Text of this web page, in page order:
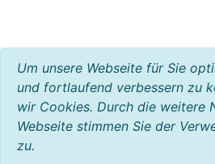
Um unsere Webseite für Sie
und fortlaufend verbessern zu
wir Cookies. Durch die weitere
Webseite stimmen Sie der
zu.